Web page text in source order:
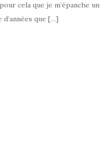
cela que je m’épanche un
que […]